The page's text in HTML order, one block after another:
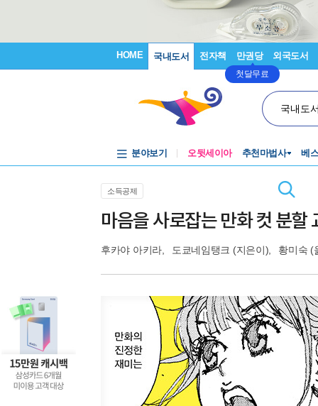
HOME 국내도서 전자책 만권당
첫달무료
외국도서
국내도
분야보기 오뒷세이아 추천마법사 베
소득공제
마음을 사로잡는 만화 컷 분할
후카야 아키라 도쿄네임탱크 (지은이), 황미숙 (